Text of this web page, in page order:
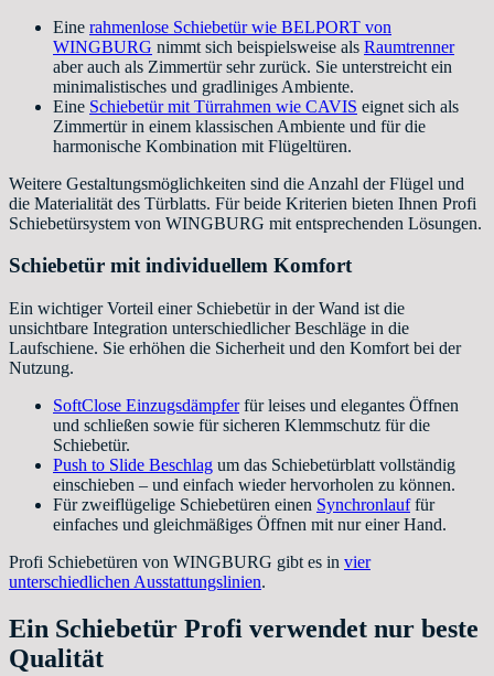
Eine rahmenlose Schiebetür wie BELPORT von
WINGBURG nimmt sich beispielsweise als Raumtrenner
aber auch als Zimmertür sehr zurück. Sie unterstreicht ein
minimalistisches und gradliniges Ambiente.
Eine Schiebetür mit Türrahmen wie CAVIS eignet sich als
Zimmertür in einem klassischen Ambiente und für die
harmonische Kombination mit Flügeltüren.
Weitere Gestaltungsmöglichkeiten sind die Anzahl der Flügel und
die Materialität des Türblatts. Für beide Kriterien bieten Ihnen Profi
Schiebetürsystem von WINGBURG mit entsprechenden Lösungen.
Schiebetür mit individuellem Komfort
Ein wichtiger Vorteil einer Schiebetür in der Wand ist die
unsichtbare Integration unterschiedlicher Beschläge in die
Laufschiene. Sie erhöhen die Sicherheit und den Komfort bei der
Nutzung.
SoftClose Einzugsdämpferfür leises und elegantes Öffnen
und schließen sowie für sicheren Klemmschutz für die
Schiebetür.
Push to Slide Beschlag um das Schiebetürblatt vollständig
einschieben – und einfach wieder hervorholen zu können.
Für zweiflügelige Schiebetüren einen Synchronlauffür
einfaches und gleichmäßiges Öffnen mit nur einer Hand.
Profi Schiebetüren von WINGBURG gibt es in vier
unterschiedlichen Ausstattungslinien.
Ein Schiebetür Profi verwendet nur beste
Qualität